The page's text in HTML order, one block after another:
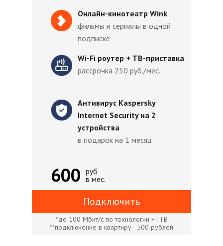
*до 100 Мбит/с по технологии FTTB
**подключение в квартиру - 500 рублей
руб
в мес.
Онлайн-кинотеатр Wink
фильмы и сериалы в одной
подписке
Подключить
Wi-Fi роутер + ТВ-приставка
рассрочка 250 руб./мес.
600
Антивирус Kaspersky
Internet Security на 2
устройства
в подарок на 1 месяц